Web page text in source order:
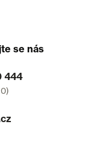
se nás
444